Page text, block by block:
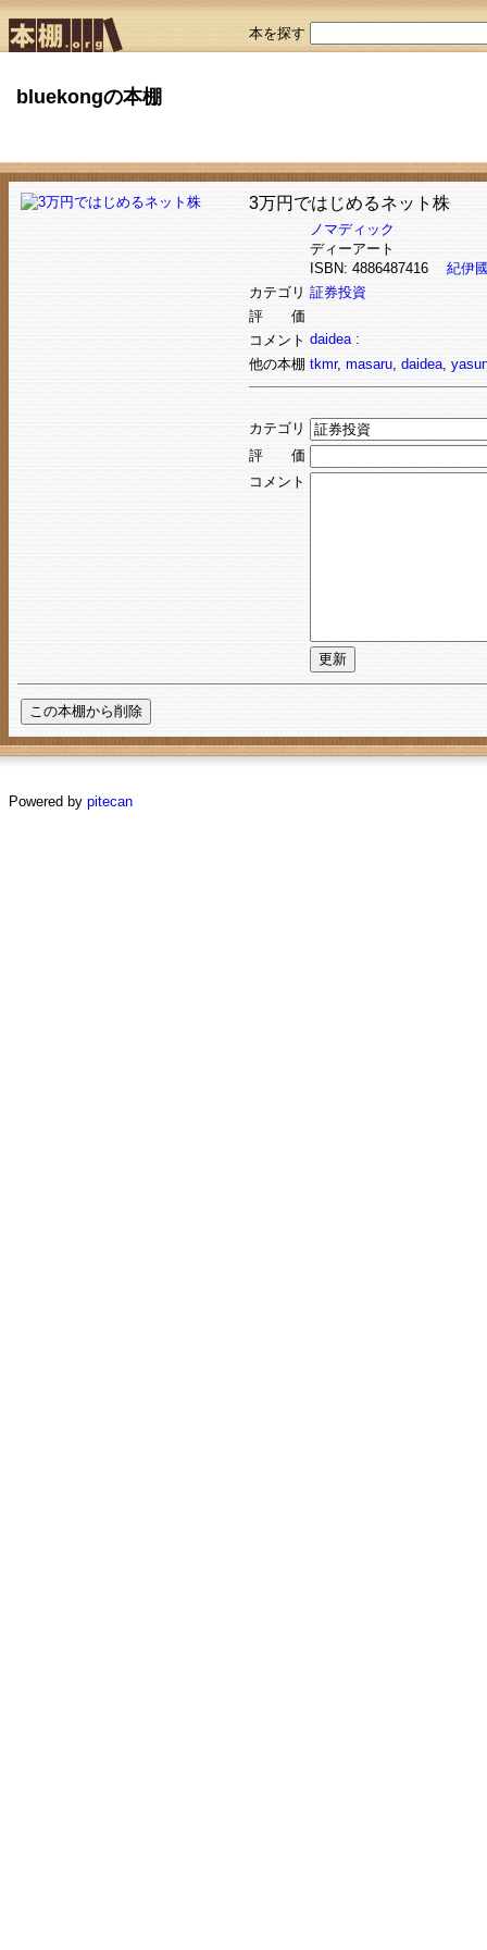
本を探す
bluekongの本棚
3万円ではじめるネット株
ノマディック
ディーアート
ISBN: 4886487416 紀伊
カテゴリ 証券投資
評 価
コメント daidea :
他の本棚 tkmr, masaru, daidea,
カテゴリ
評 価
コメント
Powered by pitecan